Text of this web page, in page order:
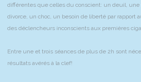
différentes que celles du conscient: un deuil,
divorce, un choc, un besoin de liberté par rapport
des déclencheurs inconscients aux premières
Entre une et trois séances de plus de 2h sont
résultats avérés à la clef!